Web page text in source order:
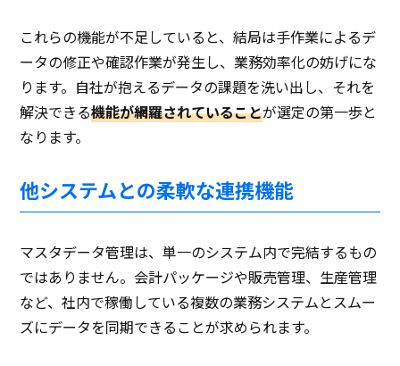
これらの機能が不足していると、結局は手作業によるデ
ータの修正や確認作業が発生し、業務効率化の妨げにな
ります。自社が抱えるデータの課題を洗い出し、それを
解決できる機能が網羅されていることが選定の第一歩と
なります。
他システムとの柔軟な連携機能
マスタデータ管理は、単一のシステム内で完結するもの
ではありません。会計パッケージや販売管理、生産管理
など、社内で稼働している複数の業務システムとスムー
ズにデータを同期できることが求められます。